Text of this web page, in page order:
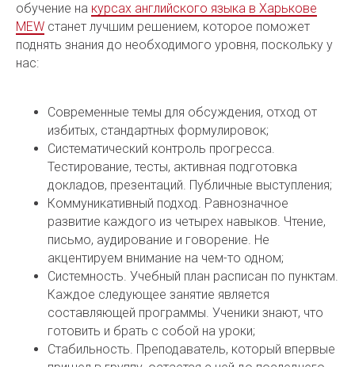
обучение на курсах английского языка в Харькове
MEW станет лучшим решением, которое поможет
поднять знания до необходимого уровня, поскольку у
нас:
Современные темы для обсуждения, отход от
избитых, стандартных формулировок;
Систематический контроль прогресса.
Тестирование, тесты, активная подготовка
докладов, презентаций. Публичные выступления;
Коммуникативный подход. Равнозначное
развитие каждого из четырех навыков. Чтение,
письмо, аудирование и говорение. Не
акцентируем внимание на чем-то одном;
Системность. Учебный план расписан по пунктам.
Каждое следующее занятие является
составляющей программы. Ученики знают, что
готовить и брать с собой на уроки;
Стабильность. Преподаватель, который впервые